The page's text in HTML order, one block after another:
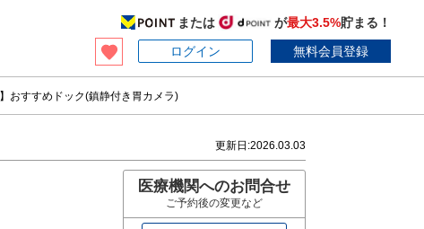
または が最大3.5%貯まる！
ログイン
無料会員登録
おすすめドック(鎮静付き胃カメラ)
更新日:2026.03.03
医療機関へのお問合せ
ご予約後の変更など